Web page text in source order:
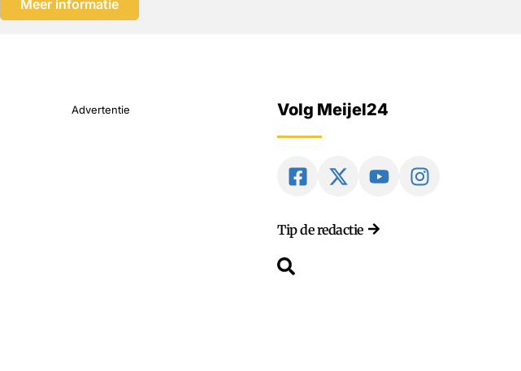
Meer informatie
Advertentie Volg Meijel24
Tip de redactie